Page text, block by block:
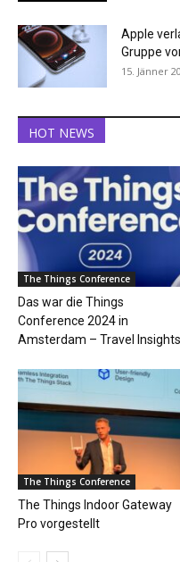
Apple
Gruppe
15. Jänner
HOT NEWS
The Things Conference
Das war die Things
Conference 2024 in
Amsterdam – Travel Insights
The Things Conference
The Things Indoor Gateway
Pro vorgestellt